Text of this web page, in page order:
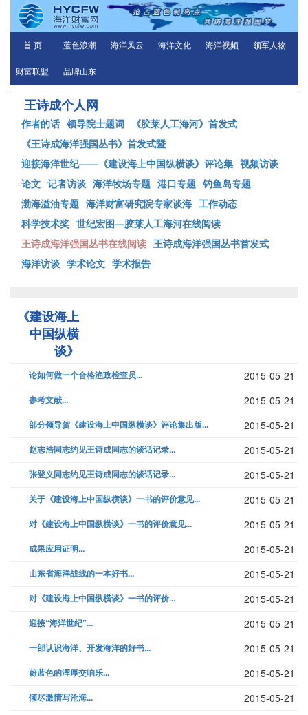
首 页 蓝色浪潮 海洋风云 海洋文化 海洋视频 领军人物
财富联盟 品牌山东
王诗成个人网
作者的话 领导院士题词
《胶莱人工海河》首发式
《王诗成海洋强国丛书》首发式暨
迎接海洋世纪——《建设海上中国纵横谈》评论集 视频访谈
论文 记者访谈 海洋牧场专题 港口专题 钓鱼岛专题
渤海溢油专题 海洋财富研究院专家谈海 工作动态
科学技术奖 世纪宏图—胶莱人工海河在线阅读
王诗成海洋强国丛书在线阅读 王诗成海洋强国丛书首发式
海洋访谈 学术论文 学术报告
《建设海上
中国纵横
谈》
论如何做一个合格渔政检查员... 2015-05-21
参考文献... 2015-05-21
部分领导贺《建设海上中国纵横谈》评论集出版... 2015-05-21
赵志浩同志约见王诗成同志的谈话记录... 2015-05-21
张登义同志约见王诗成同志的谈话记录... 2015-05-21
关于《建设海上中国纵横谈》一书的评价意见... 2015-05-21
对《建设海上中国纵横谈》一书的评价意见... 2015-05-21
成果应用证明... 2015-05-21
山东省海洋战线的一本好书... 2015-05-21
对《建设海上中国纵横谈》一书的评价... 2015-05-21
迎接“海洋世纪”... 2015-05-21
一部认识海洋、开发海洋的好书... 2015-05-21
蔚蓝色的浑厚交响乐... 2015-05-21
倾尽激情写沧海... 2015-05-21